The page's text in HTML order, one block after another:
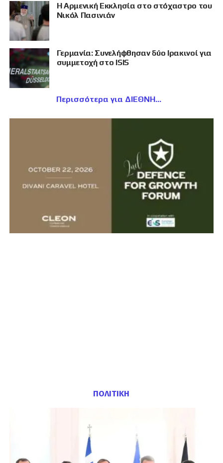
Η Αρμενική Εκκλησία στο στόχαστρο του
Νικόλ Πασινιάν
Γερμανία: Συνελήφθησαν δύο Ιρακινοί για
συμμετοχή στο ISIS
Περισσότερα για ΔΙΕΘΝΗ
ΠΟΛΙΤΙΚΗ